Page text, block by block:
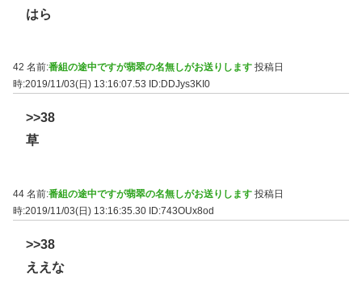
はら
42 名前:番組の途中ですが翡翠の名無しがお送りします 投稿日
時:2019/11/03(日) 13:16:07.53
ID:DDJys3KI0
>>38
草
44 名前:番組の途中ですが翡翠の名無しがお送りします 投稿日
時:2019/11/03(日) 13:16:35.30 ID:743OUx8od
>>38
ええな